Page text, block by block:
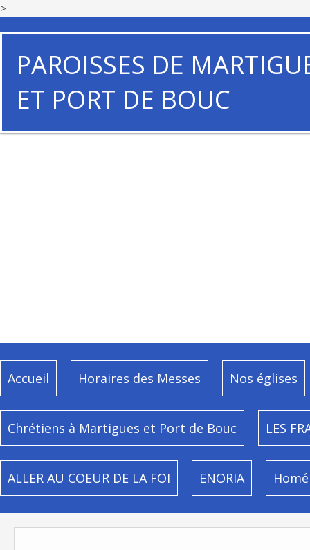
>
PAROISSES DE
ET PORT DE BOUC
Accueil Horaires des Messes Nos églises
Chrétiens à Martigues et Port de Bouc LES
ALLER AU COEUR DE LA FOI ENORIA